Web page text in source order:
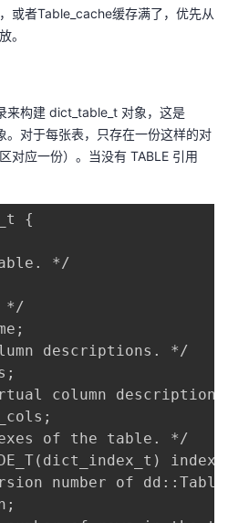
或者Table_cache缓存满了，优先从
。
来构建 dict_table_t 对象，这是
。对于每张表，只存在一份这样的对
对应一份）。当没有 TABLE 引用
{
*/
*/
descriptions. */
column
of the table. */
number of